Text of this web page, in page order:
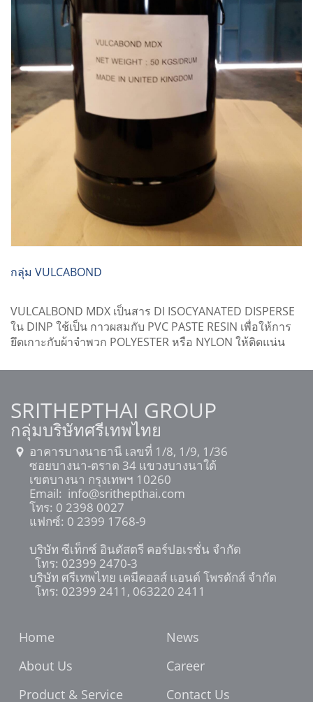
กลุ่ม VULCABOND
VULCALBOND MDX เป็นสาร DI ISOCYANATED DISPERSE
ใน DINP ใช้เป็น กาวผสมกับ PVC PASTE RESIN เพื่อให้การ
ยึดเกาะกับผ้าจำพวก POLYESTER หรือ NYLON ให้ติดแน่น
VALTRIS SPECIALITY (เดิม AKCROS CHEMICAL )
SRITHEPTHAI GROUP
กลุ่มบริษัทศรีเทพไทย
อาคารบางนาธานี เลขที่ 1/8, 1/9, 1/36
ซอยบางนา-ตราด 34 แขวงบางนาใต้
เขตบางนา กรุงเทพฯ 10260
Email: info@srithepthai.com
โทร: 0 2398 0027
แฟกซ์: 0 2399 1768-9
บริษัท ซีเท็กซ์ อินดัสตรี คอร์ปอเรชั่น จำกัด
โทร: 02399 2470-3
บริษัท ศรีเทพไทย เคมีคอลส์ แอนด์ โพรดักส์ จำกัด
โทร: 02399 2411, 063220 2411
Home
About Us
Product & Service
News
Career
Contact Us